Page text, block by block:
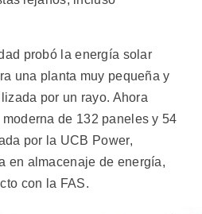
probó la energía solar
una planta muy pequeña y
por un rayo. Ahora
de 132 paneles y 54
por la UCB Power,
en almacenaje de energía,
con la FAS.